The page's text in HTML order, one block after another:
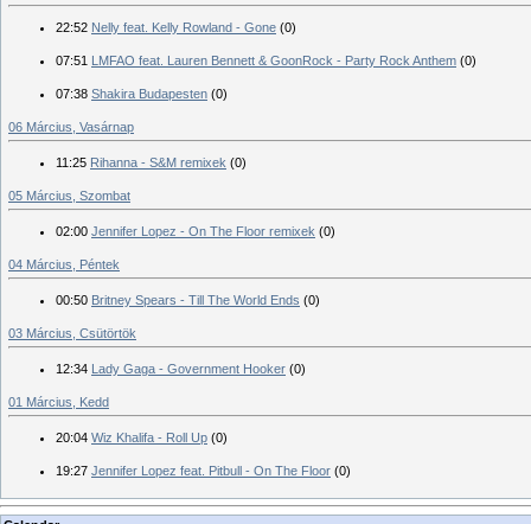
22:52 Nelly feat. Kelly Rowland - Gone (0)
07:51 LMFAO feat. Lauren Bennett & GoonRock - Party Rock Anthem (0)
07:38 Shakira Budapesten (0)
06 Március, Vasárnap
11:25 Rihanna - S&M remixek (0)
05 Március, Szombat
02:00 Jennifer Lopez - On The Floor remixek (0)
04 Március, Péntek
00:50 Britney Spears - Till The World Ends (0)
03 Március, Csütörtök
12:34 Lady Gaga - Government Hooker (0)
01 Március, Kedd
20:04 Wiz Khalifa - Roll Up (0)
19:27 Jennifer Lopez feat. Pitbull - On The Floor (0)